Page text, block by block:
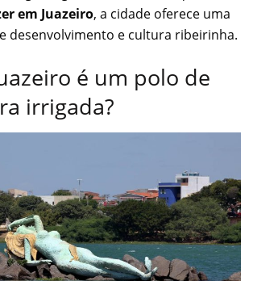
em Juazeiro, a cidade oferece uma
desenvolvimento e cultura ribeirinha.
é um polo de
irrigada?